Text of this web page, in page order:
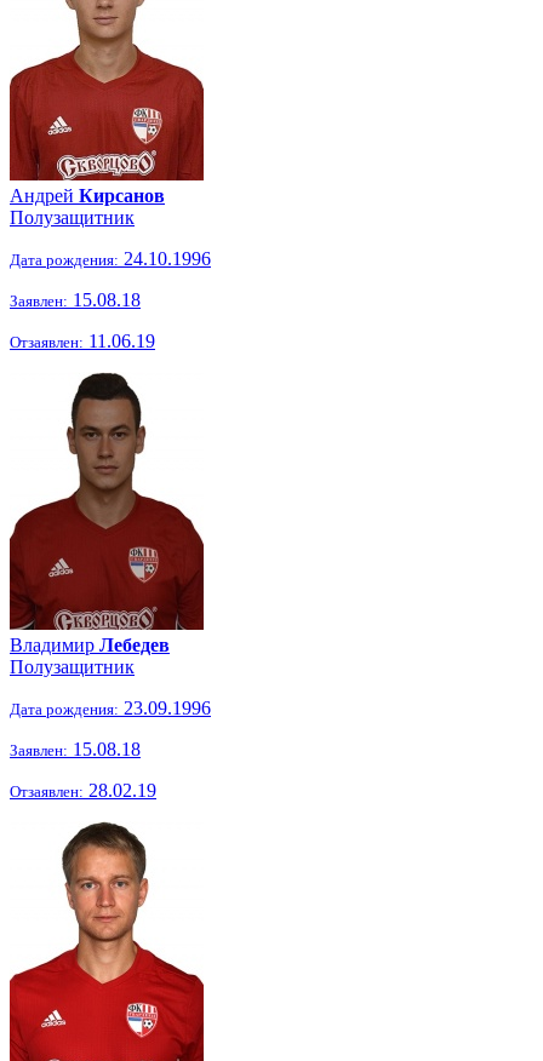
Андрей Кирсанов
Полузащитник
Дата рождения: 24.10.1996
Заявлен: 15.08.18
Отзаявлен: 11.06.19
Владимир Лебедев
Полузащитник
Дата рождения: 23.09.1996
Заявлен: 15.08.18
Отзаявлен: 28.02.19